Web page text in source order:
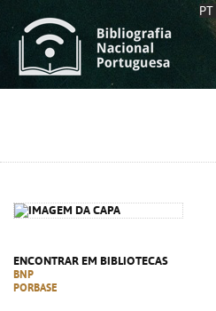
PT
ENCONTRAR EM BIBLIOTECAS
BNP
PORBASE